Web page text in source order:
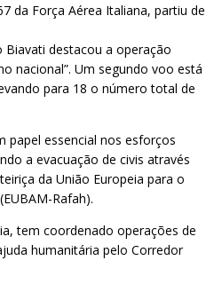
da Força Aérea Italiana, partiu de
Biavati destacou a operação
nacional”. Um segundo voo está
para 18 o número total de
papel essencial nos esforços
a evacuação de civis através
da União Europeia para o
Rafah).
tem coordenado operações de
humanitária pelo Corredor